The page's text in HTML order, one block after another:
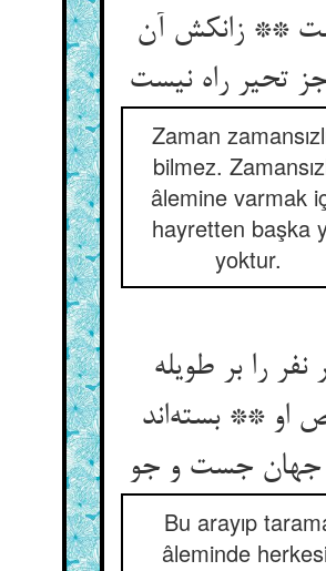
** زانکش آن
تحیر راه نیست
Zaman
bilmez.
âlemine varmak
hayretten başka
yoktur.
نفر را بر طویله
او ** بسته‌اند
جهان جست و جو
Bu arayıp
âleminde